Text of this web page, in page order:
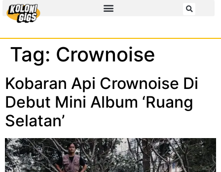
Tag: Crownoise
Kobaran Api Crownoise Di
Debut Mini Album ‘Ruang
Selatan’